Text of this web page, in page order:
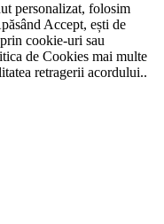
personalizat, folosim
Accept, ești de
cookie-uri sau
de Cookies mai multe
retragerii acordului..